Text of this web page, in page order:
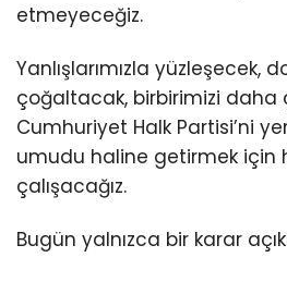
etmeyeceğiz.
Yanlışlarımızla yüzleşecek,
çoğaltacak, birbirimizi daha
Cumhuriyet Halk Partisi’ni
umudu haline getirmek için
çalışacağız.
Bugün yalnızca bir karar